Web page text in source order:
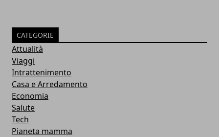
CATEGORIE
Attualità
Viaggi
Intrattenimento
Casa e Arredamento
Economia
Salute
Tech
Pianeta mamma